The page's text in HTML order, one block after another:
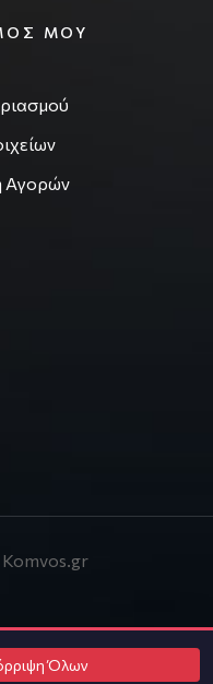
ΜΟΥ
Αγορών
Komvos.gr
Όλων